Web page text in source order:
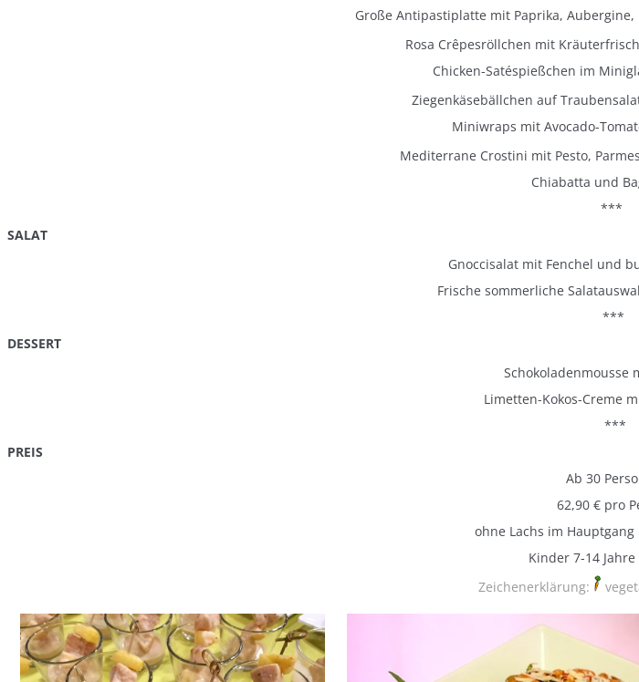
Große Antipastiplatte mit Paprika,
Rosa Crêpesröllchen mit
Chicken-Satéspießchen im
Ziegenkäsebällchen auf
Miniwraps mit Avocado-
Mediterrane Crostini mit Pesto,
Chiabatta und
***
SALAT
Gnoccisalat mit Fenchel und
Frische sommerliche
***
DESSERT
Schokoladenmousse
Limetten-Kokos-Creme
***
PREIS
Ab 30
62,90 € pro
ohne Lachs im Hauptgang
Kinder 7-14
Zeichenerklärung: